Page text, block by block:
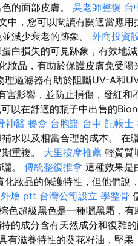
的面部皮膚。 吳老師整復 台
中，您可以閱讀有關適當應
減少衰老的跡象。 外商投資
白損失的可見跡象，有效地
妝品，有助於保護皮膚免受陽
理過濾器有助於阻斷​​UV-A和
害影響，並防止損傷，發紅
以在舒適的瓶子中出售的
神醫 餐盒 台胞證 台中 記帳士
水以及相當合理的成本。 在
重複。 大里按摩推薦 輕質質
。 傳統整復推拿 這種效果是
化妝品的保護特性，但他們說
燴 ptt 台灣公司設立 學整骨
色超級黑色是一種曬黑霜，
的成分含有天然成分和復雜
有滋養特性的葵花籽油，堅